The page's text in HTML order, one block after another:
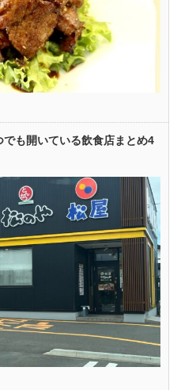
でも開いている飲食店まとめ4